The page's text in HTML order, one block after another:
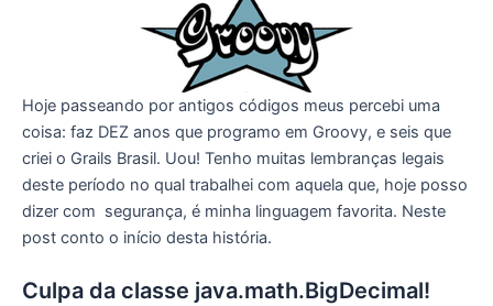
Hoje passeando por antigos códigos meus percebi uma
coisa: faz DEZ anos que programo em Groovy, e seis que
criei o Grails Brasil. Uou! Tenho muitas lembranças legais
deste período no qual trabalhei com aquela que, hoje posso
dizer com segurança, é minha linguagem favorita. Neste
post conto o início desta história.
Culpa da classe java.math.BigDecimal!